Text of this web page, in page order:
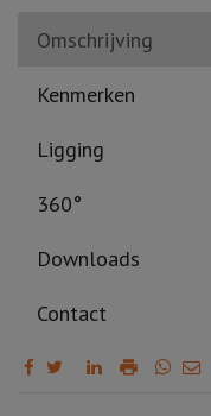
Omschrijving
Kenmerken
Ligging
360°
Downloads
Contact